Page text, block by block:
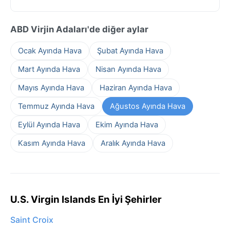
ABD Virjin Adaları'de diğer aylar
Ocak Ayında Hava
Şubat Ayında Hava
Mart Ayında Hava
Nisan Ayında Hava
Mayıs Ayında Hava
Haziran Ayında Hava
Temmuz Ayında Hava
Ağustos Ayında Hava
Eylül Ayında Hava
Ekim Ayında Hava
Kasım Ayında Hava
Aralık Ayında Hava
U.S. Virgin Islands En İyi Şehirler
Saint Croix